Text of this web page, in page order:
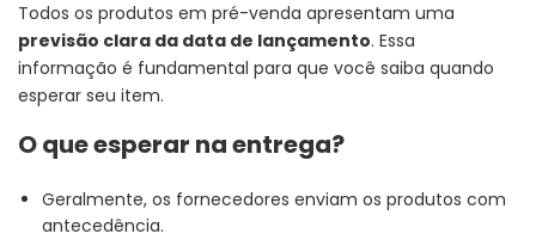
Todos os produtos em pré-venda apresentam uma
previsão clara da data de lançamento. Essa
informação é fundamental para que você saiba quando
esperar seu item.
O que esperar na entrega?
Geralmente, os fornecedores enviam os produtos com
antecedência.